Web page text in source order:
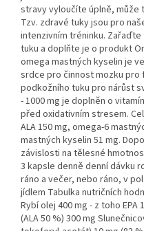
stravy vyloučíte úplně,
Tzv. zdravé tuky jsou pro
intenzivním tréninku.
tuku a doplňte je o produkt
omega mastných kyselin je
srdce pro činnost mozku pro
podkožního tuku pro nárůst
- 1000 mg je doplněn o
před oxidativním stresem.
ALA 150 mg, omega-6
mastných kyselin 51 mg.
závislosti na tělesné
3 kapsle denně denní dávku
ráno a večer, nebo ráno, v
jídlem Tabulka nutričních
Rybí olej 400 mg - z toho EPA
(ALA 50 %) 300 mg